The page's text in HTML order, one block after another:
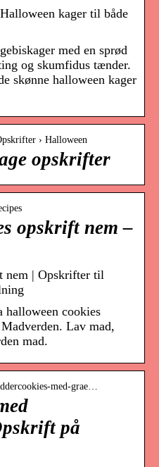
kager til både
med en sprød
og skumfidus tænder.
skønne halloween kager
› Halloween
opskrifter
opskrift nem –
nem | Opskrifter til
cookies
Lav mad,
mad.
med-grae…
på